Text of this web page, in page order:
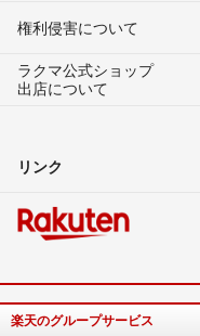
権利侵害について
ラクマ公式ショップ
出店について
リンク
楽天のグループサービス